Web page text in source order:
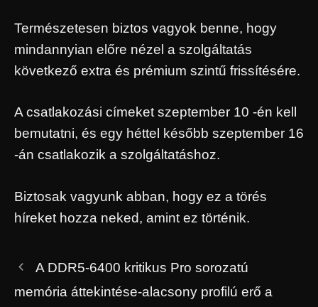
Természetesen biztos vagyok benne, hogy
mindannyian előre nézel a szolgáltatás
következő extra és prémium szintű frissítésére.
A csatlakozási címeket szeptember 10 -én kell
bemutatni, és egy héttel később szeptember 16
-án csatlakozik a szolgáltatáshoz.
Biztosak vagyunk abban, hogy ez a törés
híreket hozza neked, amint ez történik.
A DDR5-6400 kritikus Pro sorozatú
memória áttekintése-alacsony profilú erő a